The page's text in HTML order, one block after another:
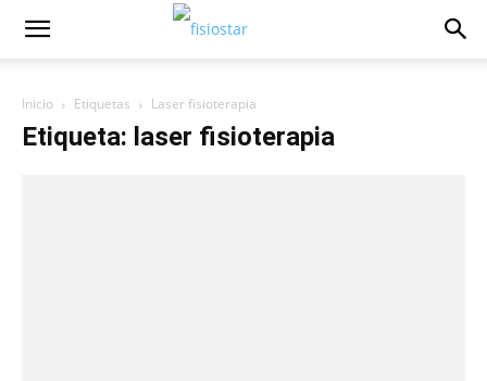
Inicio Etiquetas Laser fisioterapia
Etiqueta: laser fisioterapia